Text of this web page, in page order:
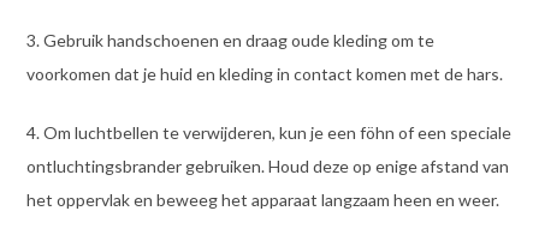
3. Gebruik handschoenen en draag oude kleding om te
voorkomen dat je huid en kleding in contact komen met de hars.
4. Om luchtbellen te verwijderen, kun je een föhn of een speciale
ontluchtingsbrander gebruiken. Houd deze op enige afstand van
het oppervlak en beweeg het apparaat langzaam heen en weer.